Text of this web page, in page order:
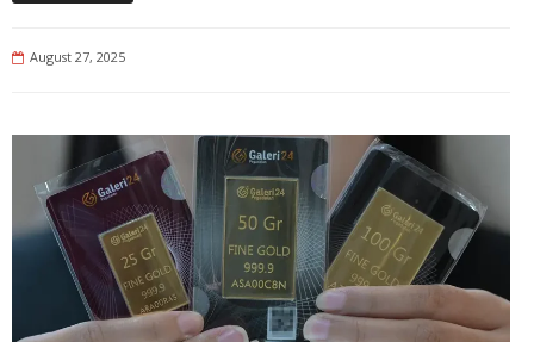
August 27, 2025